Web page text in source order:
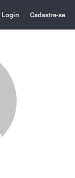
Login Cadastre-se